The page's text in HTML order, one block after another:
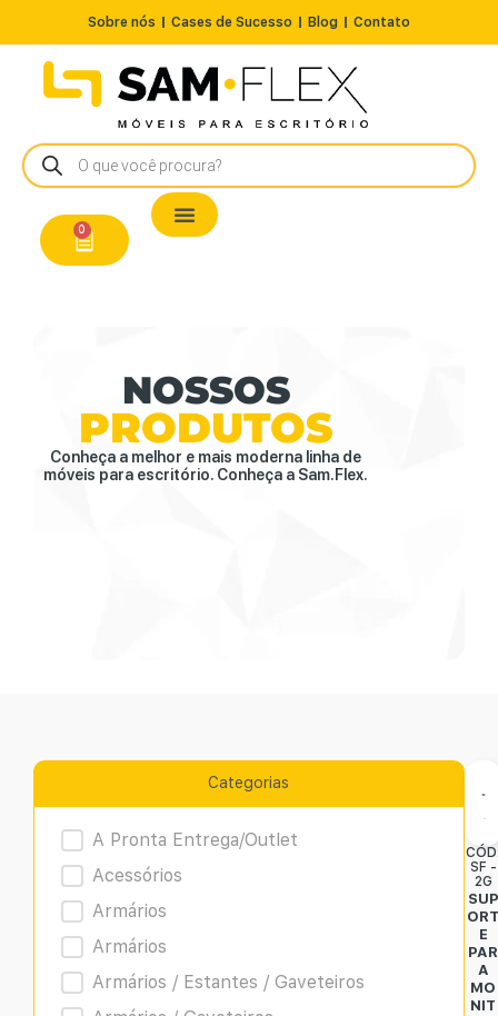
Sobre nós Cases de Sucesso Blog Contato
0
NOSSOS
PRODUTOS
Conheça a melhor e mais moderna linha de
móveis para escritório. Conheça a Sam.Flex.
Categorias
Product Archive
A Pronta Entrega/Outlet
Acessórios
Armários
Armários
Armários / Estantes / Gaveteiros
SF -
2G
SUP
E
PAR
A
MO
NIT